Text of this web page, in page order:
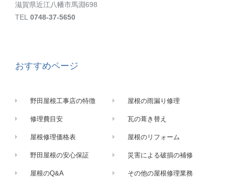
滋賀県近江八幡市馬淵698
TEL 0748-37-5650
おすすめページ
野田屋根工事店の特徴
修理費目安
屋根修理価格表
野田屋根の安心保証
屋根のQ&A
屋根の雨漏り修理
瓦の葺き替え
屋根のリフォーム
災害による破損の補修
その他の屋根修理業務